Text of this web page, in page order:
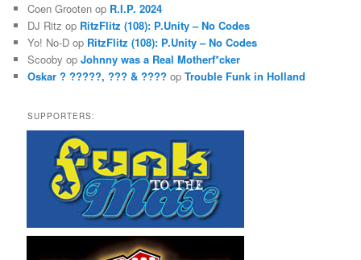
n
Coen Grooten op R.I.P. 2024
DJ Ritz op RitzFlitz (108): P.Unity – No Codes
Yo! No-D op RitzFlitz (108): P.Unity – No Codes
Scooby opJohnny was a Real Motherf*cker
Oskar ? ?????, ??? & ???? opTrouble Funk in Holland
SUPPORTERS: